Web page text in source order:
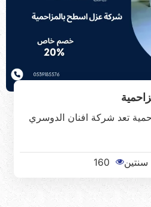
تعد شركة افنان الدوسري
سنتين 160